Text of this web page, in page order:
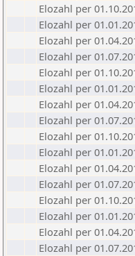
Elozahl per
Elozahl per
Elozahl per
Elozahl per
Elozahl per
Elozahl per
Elozahl per
Elozahl per
Elozahl per
Elozahl per
Elozahl per
Elozahl per
Elozahl per
Elozahl per
Elozahl per
Elozahl per